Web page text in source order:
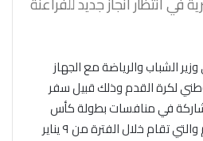
الشباب والرياضة مع الجهاز
لكرة القدم وذلك قبيل سفر
في منافسات بطولة كأس
الأمم الإفريقية لكرة القدم والتي تقام خلال الفترة من ٩ يناير